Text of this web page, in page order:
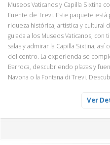
cotidiana de la ciudad.
deslumbrante tras su brillante
Nota: Debido a la alta
aconsejamos que adquiera
ROMA BARROCA UN PASEO
Podrá disfrutar de la gran Roma de
barroca con sus bellas fuentes,
Museos Vaticanos y Capilla Sixtina
Fuente de Trevi. Este paquete
riqueza histórica, artística y cultural
guiada a los Museos Vaticanos,
salas y admirar la Capilla Sixtina,
del centro. La experiencia se
Barroca, descubriendo plazas y
Navona o la Fontana di Trevi.
ALMUERZO EN RESTAURANTE
Ver